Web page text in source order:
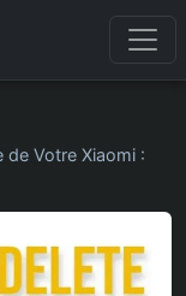
de Votre Xiaomi :